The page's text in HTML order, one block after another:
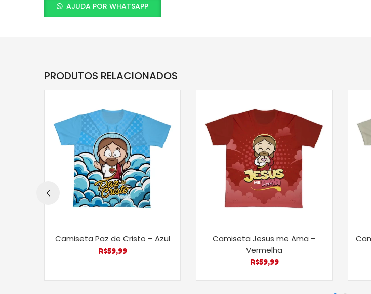
AJUDA POR WHATSAPP
PRODUTOS RELACIONADOS
Camiseta Paz de Cristo – Azul
R$59,99
Camiseta Jesus me Ama –
Vermelha
R$59,99